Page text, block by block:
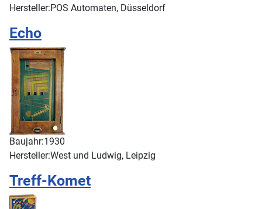
Hersteller:POS Automaten, Düsseldorf
Echo
Baujahr:1930
Hersteller:West und Ludwig, Leipzig
Treff-Komet